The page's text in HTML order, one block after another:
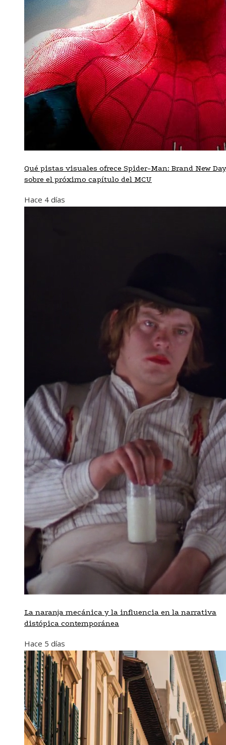
Qué pistas visuales ofrece Spider-Man: Brand New Day
sobre el próximo capítulo del MCU
Hace 4 días
La naranja mecánica y la influencia en la narrativa
distópica contemporánea
Hace 5 días